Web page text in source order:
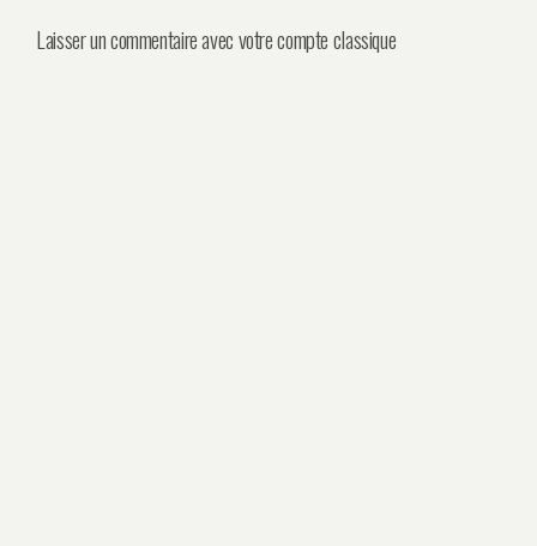
Laisser un commentaire avec votre compte classique